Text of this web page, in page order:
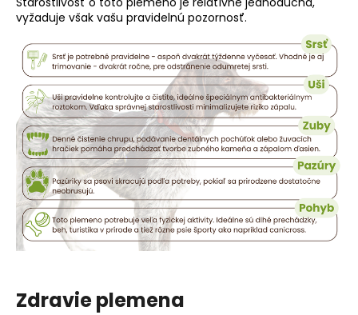
vyžaduje však vašu pravidelnú pozornosť.
Zdravie plemena